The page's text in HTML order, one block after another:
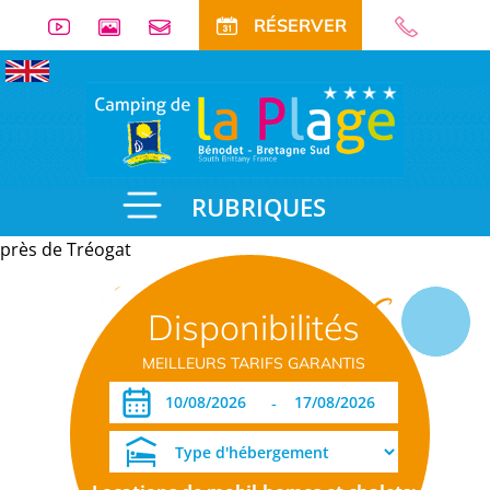
RÉSERVER
RUBRIQUES
Disponibilités
MEILLEURS TARIFS GARANTIS
-
près de Tréogat
Informations
pratiques